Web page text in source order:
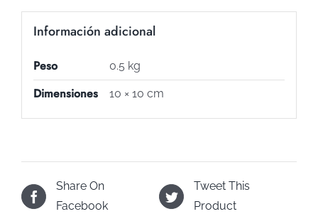
Información adicional
Peso 0.5 kg
Dimensiones 10 × 10 cm
Share On
Facebook
Tweet This
Product